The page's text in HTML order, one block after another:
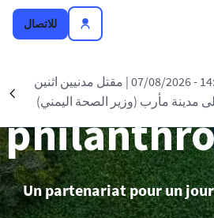
للاتصال
| مقتل مدنيين اثنين
مدينة مأرب (وزير الصحة اليمني)
Un partenariat pour un